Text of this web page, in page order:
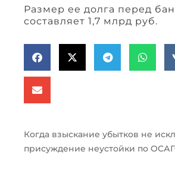
Размер ее долга перед
составляет 1,7 млрд руб.
Когда взыскание убытков не
присуждение неустойки по